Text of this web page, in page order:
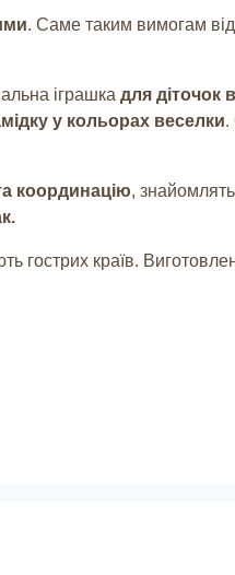
. Саме таким вимогам
іграшка для діточок
у кольорах веселки.
координацію,
гострих країв.